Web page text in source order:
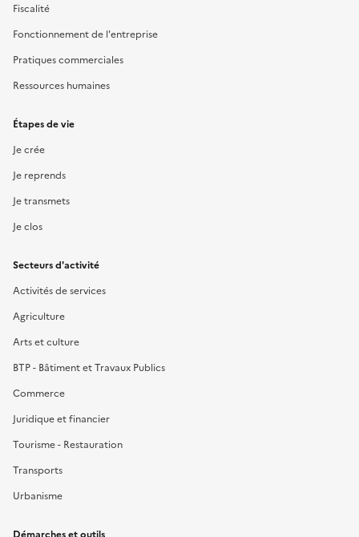
Fiscalité
Fonctionnement de l'entreprise
Pratiques commerciales
Ressources humaines
Étapes de vie
Je crée
Je reprends
Je transmets
Je clos
Secteurs d'activité
Activités de services
Agriculture
Arts et culture
BTP - Bâtiment et Travaux Publics
Commerce
Juridique et financier
Tourisme - Restauration
Transports
Urbanisme